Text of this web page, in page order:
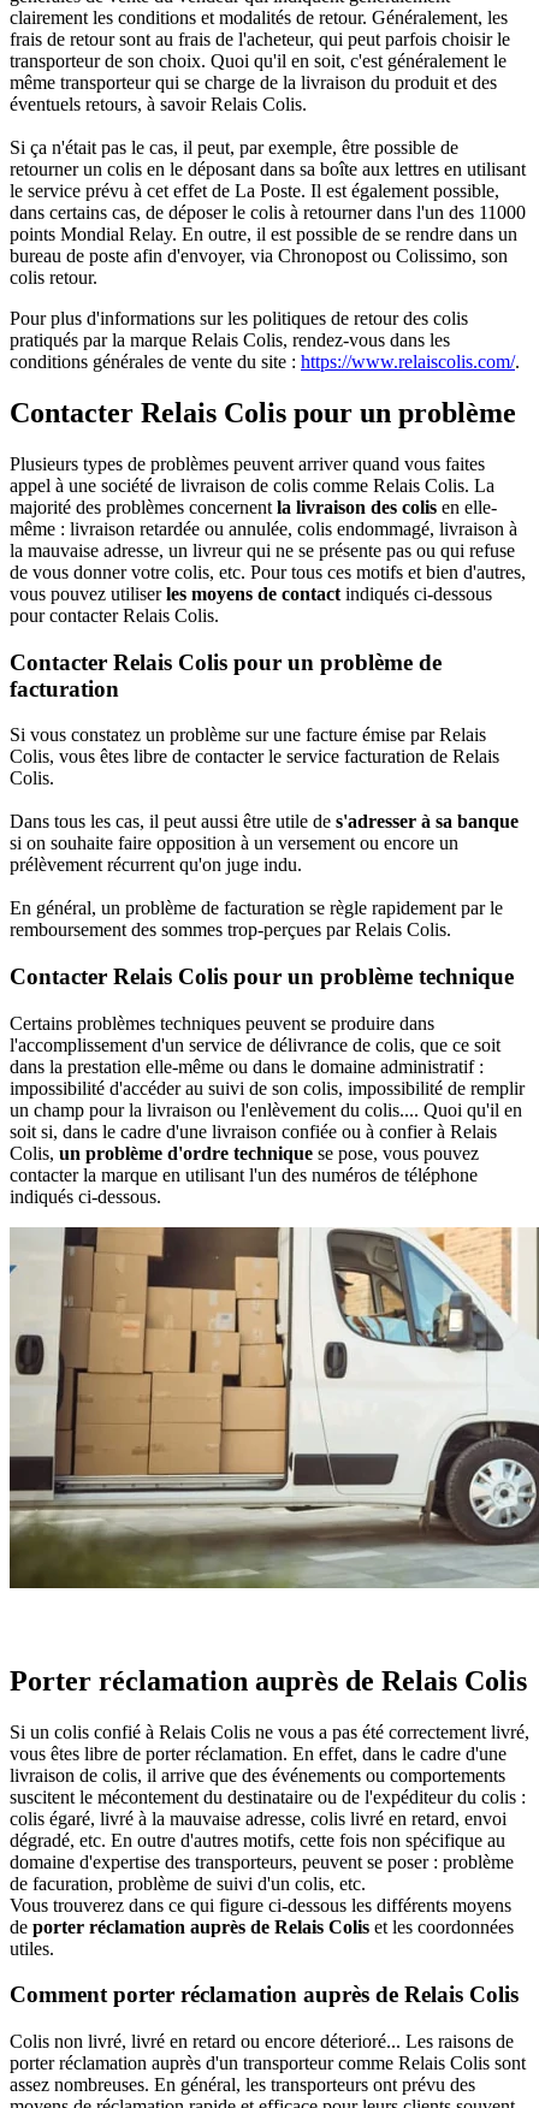
clairement les conditions et modalités de retour. Généralement, les
frais de retour sont au frais de l'acheteur, qui peut parfois choisir le
transporteur de son choix. Quoi qu'il en soit, c'est généralement le
même transporteur qui se charge de la livraison du produit et des
éventuels retours, à savoir Relais Colis.
Si ça n'était pas le cas, il peut, par exemple, être possible de
retourner un colis en le déposant dans sa boîte aux lettres en utilisant
le service prévu à cet effet de La Poste. Il est également possible,
dans certains cas, de déposer le colis à retourner dans l'un des 11000
points Mondial Relay. En outre, il est possible de se rendre dans un
bureau de poste afin d'envoyer, via Chronopost ou Colissimo, son
colis retour.
Pour plus d'informations sur les politiques de retour des colis
pratiqués par la marque Relais Colis, rendez-vous dans les
conditions générales de vente du site : https://www.relaiscolis.com/.
Contacter Relais Colis pour un problème
Plusieurs types de problèmes peuvent arriver quand vous faites
appel à une société de livraison de colis comme Relais Colis. La
majorité des problèmes concernent la livraison des colis en elle-
même : livraison retardée ou annulée, colis endommagé, livraison à
la mauvaise adresse, un livreur qui ne se présente pas ou qui refuse
de vous donner votre colis, etc. Pour tous ces motifs et bien d'autres,
vous pouvez utiliserles moyens de contact indiqués ci-dessous
pour contacter Relais Colis.
Contacter Relais Colis pour un problème de
facturation
Si vous constatez un problème sur une facture émise par Relais
Colis, vous êtes libre de contacter le service facturation de Relais
Colis.
Dans tous les cas, il peut aussi être utile de s'adresser à sa banque
si on souhaite faire opposition à un versement ou encore un
prélèvement récurrent qu'on juge indu.
En général, un problème de facturation se règle rapidement par le
remboursement des sommes trop-perçues par Relais Colis.
Contacter Relais Colis pour un problème technique
Certains problèmes techniques peuvent se produire dans
l'accomplissement d'un service de délivrance de colis, que ce soit
dans la prestation elle-même ou dans le domaine administratif :
impossibilité d'accéder au suivi de son colis, impossibilité de remplir
un champ pour la livraison ou l'enlèvement du colis.... Quoi qu'il en
soit si, dans le cadre d'une livraison confiée ou à confier à Relais
Colis, un problème d'ordre technique se pose, vous pouvez
contacter la marque en utilisant l'un des numéros de téléphone
indiqués ci-dessous.
Porter réclamation auprès de Relais Colis
Si un colis confié à Relais Colis ne vous a pas été correctement livré,
vous êtes libre de porter réclamation. En effet, dans le cadre d'une
livraison de colis, il arrive que des événements ou comportements
suscitent le mécontement du destinataire ou de l'expéditeur du colis :
colis égaré, livré à la mauvaise adresse, colis livré en retard, envoi
dégradé, etc. En outre d'autres motifs, cette fois non spécifique au
domaine d'expertise des transporteurs, peuvent se poser : problème
de facuration, problème de suivi d'un colis, etc.
Vous trouverez dans ce qui figure ci-dessous les différents moyens
de porter réclamation auprès de Relais Colis et les coordonnées
utiles.
Comment porter réclamation auprès de Relais Colis
Colis non livré, livré en retard ou encore déterioré... Les raisons de
porter réclamation auprès d'un transporteur comme Relais Colis sont
assez nombreuses. En général, les transporteurs ont prévu des